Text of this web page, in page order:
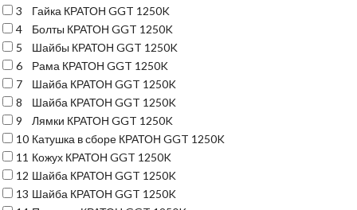
3
Гайка КРАТОН GGT 1250K
4
Болты КРАТОН GGT 1250K
5
Шайбы КРАТОН GGT 1250K
6
Рама КРАТОН GGT 1250K
7
Шайба КРАТОН GGT 1250K
8
Шайба КРАТОН GGT 1250K
9
Лямки КРАТОН GGT 1250K
10 Катушка в сборе КРАТОН GGT 1250K
11 Кожух КРАТОН GGT 1250K
12 Шайба КРАТОН GGT 1250K
13 Шайба КРАТОН GGT 1250K